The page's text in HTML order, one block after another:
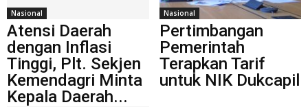
Nasional
Atensi Daerah
dengan Inflasi
Tinggi, Plt. Sekjen
Kemendagri Minta
Kepala Daerah...
Nasional
Pertimbangan
Pemerintah
Terapkan Tarif
untuk NIK Dukcapil